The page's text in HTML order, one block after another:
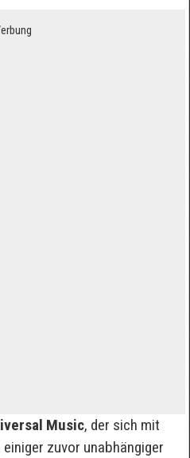
Music, der sich mit
einiger zuvor unabhängiger